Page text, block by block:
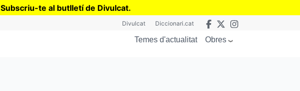
Subscriu-te al butlletí de Divulcat.
Divulcat Diccionari.cat
Temes d'actualitat Obres